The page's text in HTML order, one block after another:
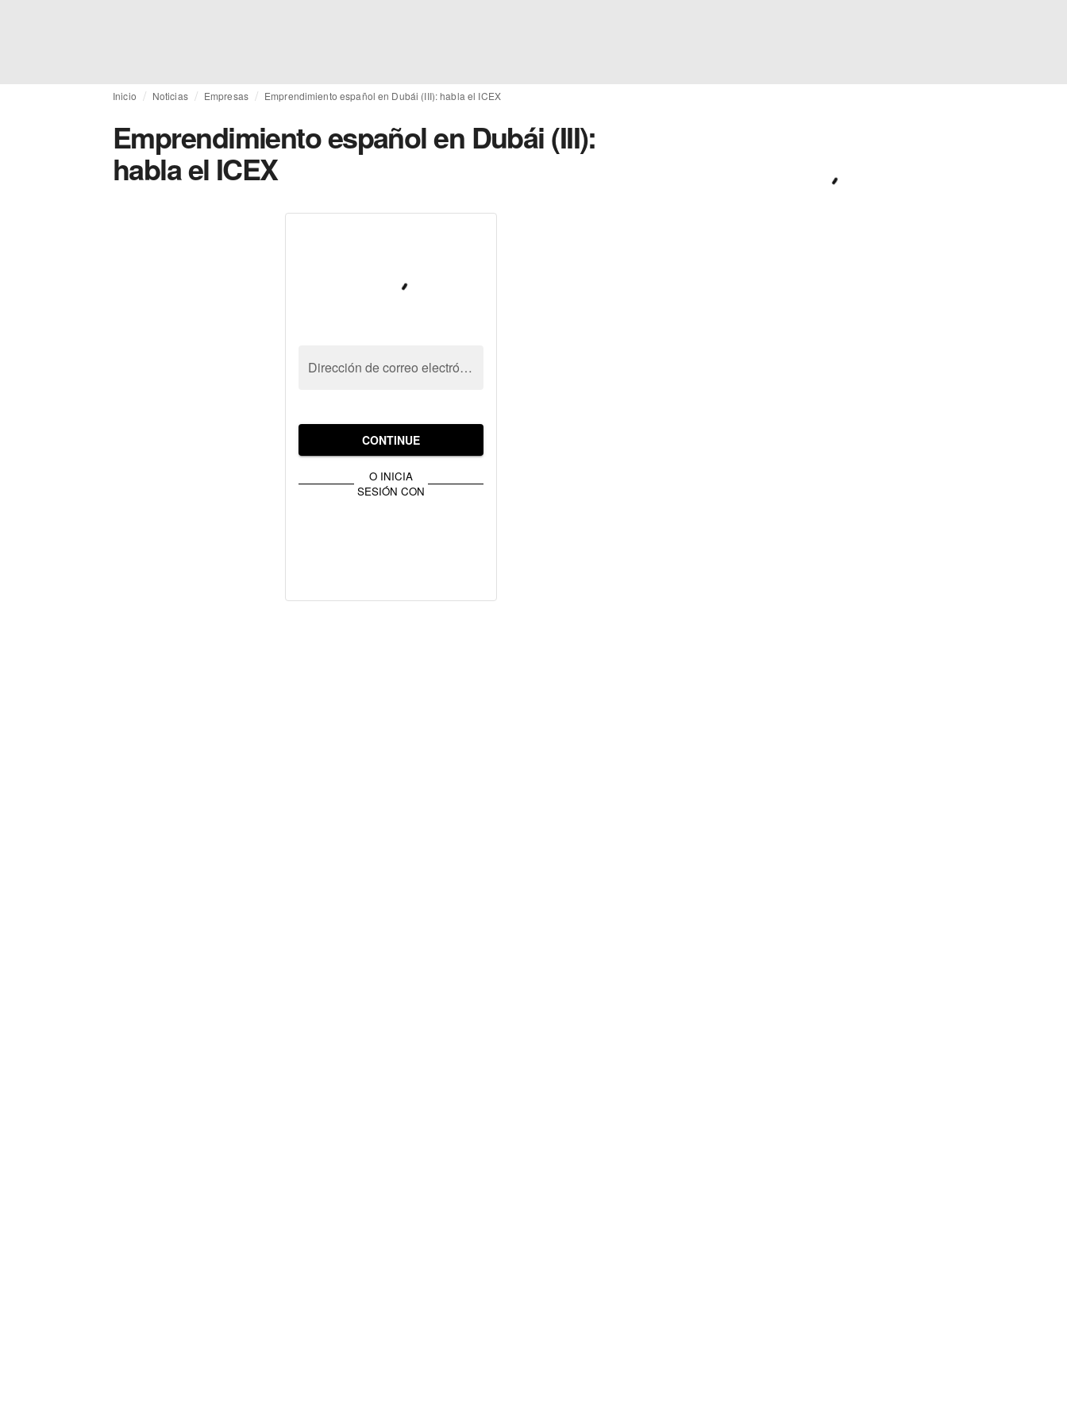
Inicio Noticias Empresas Emprendimiento español en Dubái (III): habla el ICEX
Emprendimiento español en Dubái (III):
habla el ICEX
Dirección de correo electrónico
CONTINUE
O INICIA
SESIÓN CON